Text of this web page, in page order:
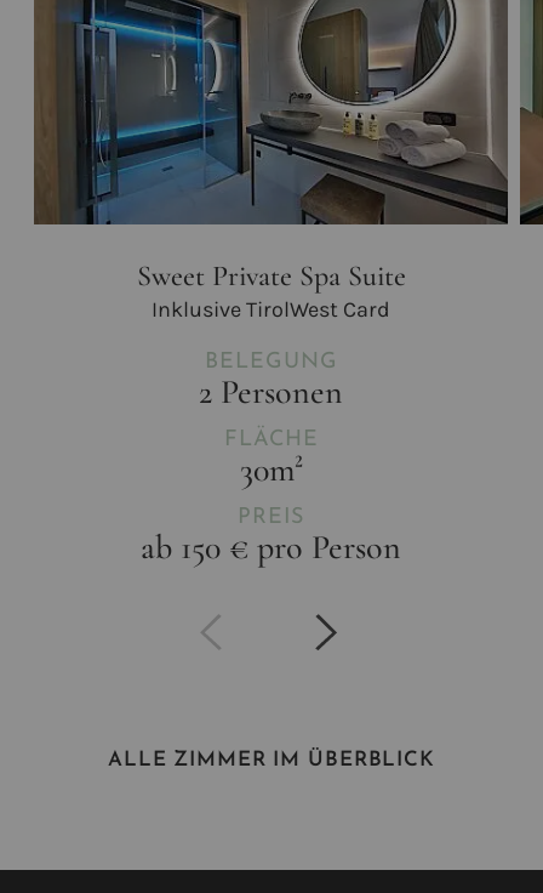
Sweet Private Spa Suite
Inklusive TirolWest Card
BELEGUNG
2 Personen
FLÄCHE
30m²
PREIS
ab 150 € pro Person
ALLE ZIMMER IM ÜBERBLICK